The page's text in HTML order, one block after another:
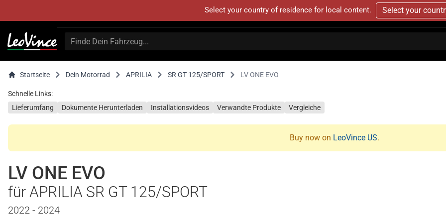
Select your country of residence for local content. Select your
Startseite Dein Motorrad APRILIA SR GT 125/SPORT LV ONE EVO
Schnelle Links:
Lieferumfang
Dokumente Herunterladen Installationsvideos Verwandte Produkte Vergleiche
Buy now on LeoVince US.
LV ONE EVO
für APRILIA SR GT 125/SPORT
2022 - 2024